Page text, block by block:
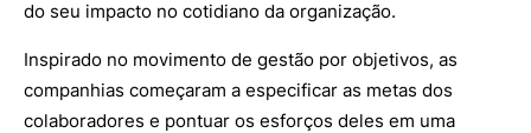
do seu impacto no cotidiano da organização.
Inspirado no movimento de gestão por objetivos, as
companhias começaram a especificar as metas dos
colaboradores e pontuar os esforços deles em uma